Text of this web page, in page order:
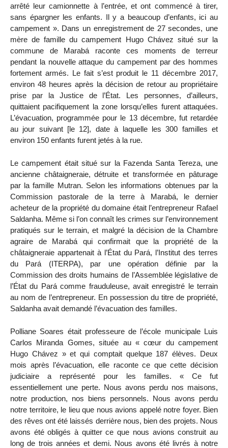
arrêté leur camionnette à l’entrée, et ont commencé à tirer,
sans épargner les enfants. Il y a beaucoup d’enfants, ici au
campement ». Dans un enregistrement de 27 secondes, une
mère de famille du campement Hugo Chávez situé sur la
commune de Marabá raconte ces moments de terreur
pendant la nouvelle attaque du campement par des hommes
fortement armés. Le fait s’est produit le 11 décembre 2017,
environ 48 heures après la décision de retour au propriétaire
prise par la Justice de l’État. Les personnes, d’ailleurs,
quittaient pacifiquement la zone lorsqu’elles furent attaquées.
L’évacuation, programmée pour le 13 décembre, fut retardée
au jour suivant [le 12], date à laquelle les 300 familles et
environ 150 enfants furent jetés à la rue.
Le campement était situé sur la Fazenda Santa Tereza, une
ancienne châtaigneraie, détruite et transformée en pâturage
par la famille Mutran. Selon les informations obtenues par la
Commission pastorale de la terre à Marabá, le dernier
acheteur de la propriété du domaine était l’entrepreneur Rafael
Saldanha. Même si l’on connaît les crimes sur l’environnement
pratiqués sur le terrain, et malgré la décision de la Chambre
agraire de Marabá qui confirmait que la propriété de la
châtaigneraie appartenait à l’État du Pará, l’Institut des terres
du Pará (ITERPA), par une opération définie par la
Commission des droits humains de l’Assemblée législative de
l’État du Pará comme frauduleuse, avait enregistré le terrain
au nom de l’entrepreneur. En possession du titre de propriété,
Saldanha avait demandé l’évacuation des familles.
Polliane Soares était professeure de l’école municipale Luis
Carlos Miranda Gomes, située au « cœur du campement
Hugo Chávez » et qui comptait quelque 187 élèves. Deux
mois après l’évacuation, elle raconte ce que cette décision
judiciaire a représenté pour les familles. « Ce fut
essentiellement une perte. Nous avons perdu nos maisons,
notre production, nos biens personnels. Nous avons perdu
notre territoire, le lieu que nous avions appelé notre foyer. Bien
des rêves ont été laissés derrière nous, bien des projets. Nous
avons été obligés à quitter ce que nous avions construit au
long de trois années et demi. Nous avons été livrés à notre